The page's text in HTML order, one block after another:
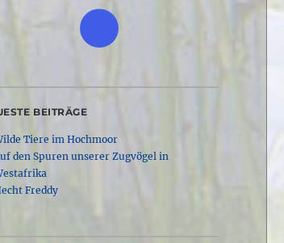
BEITRÄGE
Tiere im Hochmoor
den Spuren unserer Zugvögel in
Freddy